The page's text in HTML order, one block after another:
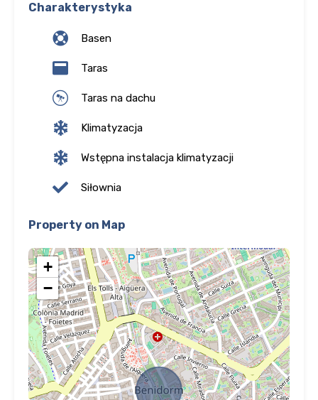
Charakterystyka
Basen
Taras
Taras na dachu
Klimatyzacja
Wstępna instalacja klimatyzacji
Siłownia
Property on Map
+
−